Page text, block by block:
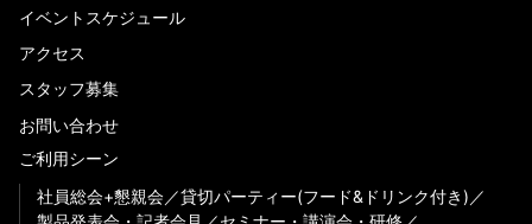
イベントスケジュール
アクセス
スタッフ募集
お問い合わせ
ご利用シーン
社員総会+懇親会
貸切パーティー(フード&ドリンク付き)